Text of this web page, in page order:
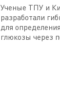
Ученые ТПУ и
разработали
для
глюкозы через